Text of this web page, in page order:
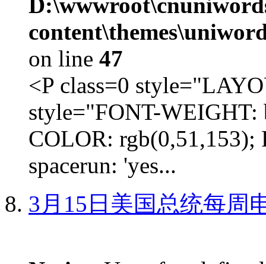
on line 47
<P class=0
style="FONT-
COLOR:
spacerun: 'yes...
3月15日美国总统每周